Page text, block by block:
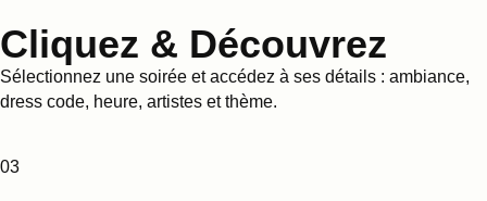
Cliquez & Découvrez
Sélectionnez une soirée et accédez à ses détails : ambiance,
dress code, heure, artistes et thème.
03